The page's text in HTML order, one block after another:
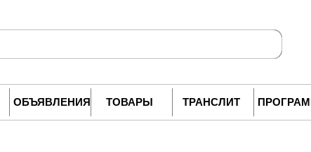
ОБЪЯВЛЕНИЯ ТОВАРЫ ТРАНСЛИТ